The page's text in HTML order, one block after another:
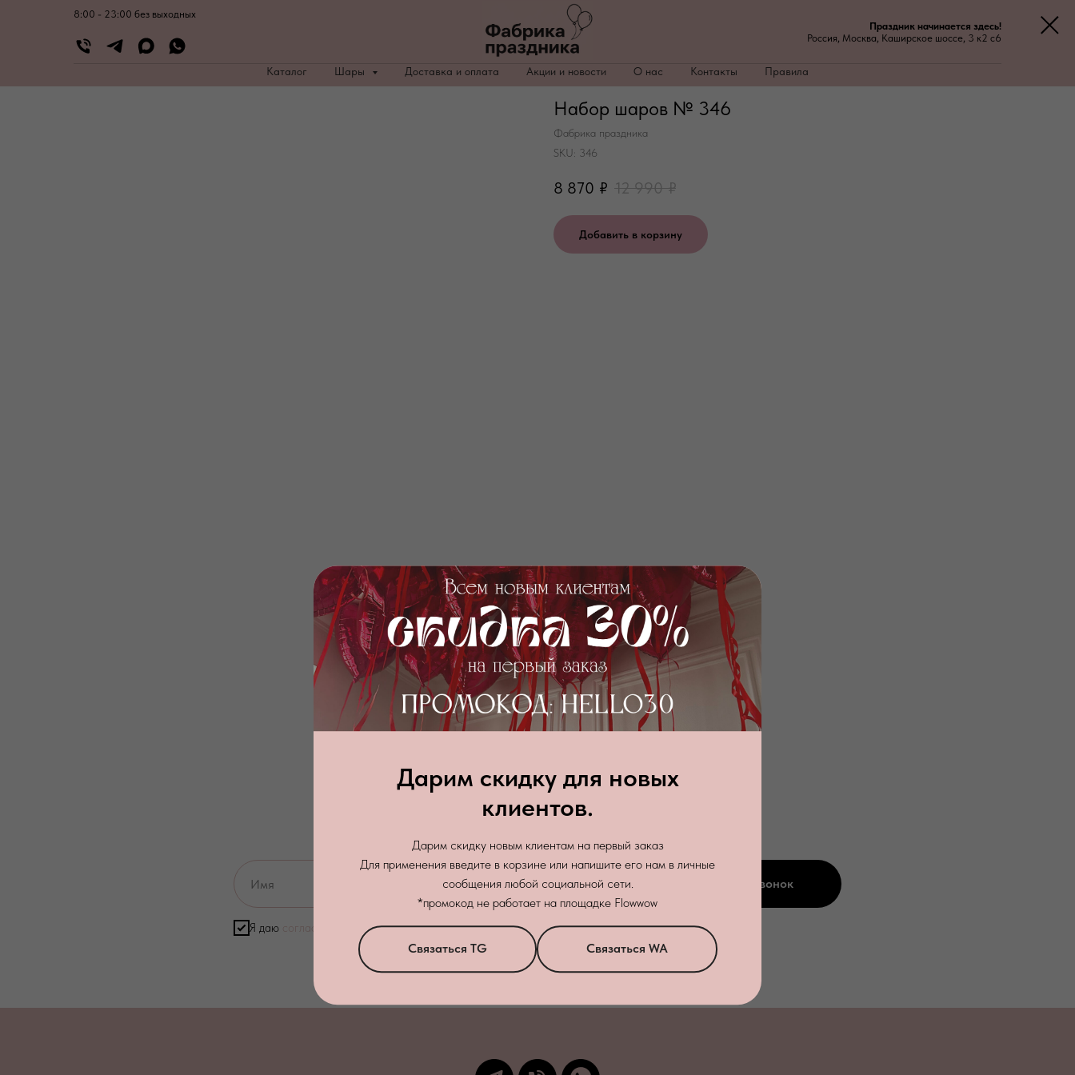
8:00 - 23:00 без выходных
Праздник начинается здесь!
Россия, Москва, Каширское шоссе, 3 к2 с6
Каталог Шары Доставка и оплата Акции и новости О нас Контакты Правила
Дарим скидку для новых
клиентов.
Дарим скидку новым клиентам на первый заказ
Для применения введите в корзине или напишите его нам в личные
сообщения любой социальной сети.
*промокод не работает на площадке Flowwow
Связаться TG Связаться WA
Набор шаров № 346
Фабрика праздника
SKU: 346
8 870 ₽ 12 990 ₽
Добавить в корзину
Я даю согласие на обработку персональных данныхв соответствии сполитикой конфиденциальности
Заказать звонок